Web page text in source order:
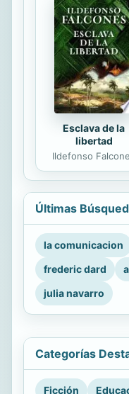
Esclava de la
libertad
Ildefonso
Últimas
la comunicacion
frederic dard
julia navarro
Categorías
Ficción